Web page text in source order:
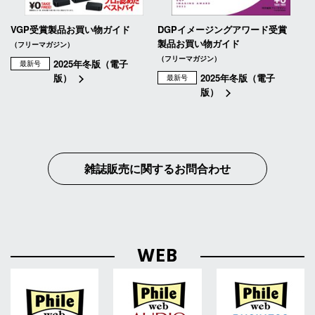
VGP受賞製品お買い物ガイド
（フリーマガジン）
最新号
2025年冬版（電子
版）
DGPイメージングアワード受賞
製品お買い物ガイド
（フリーマガジン）
最新号
2025年冬版（電子
版）
雑誌販売に関するお問合わせ
WEB